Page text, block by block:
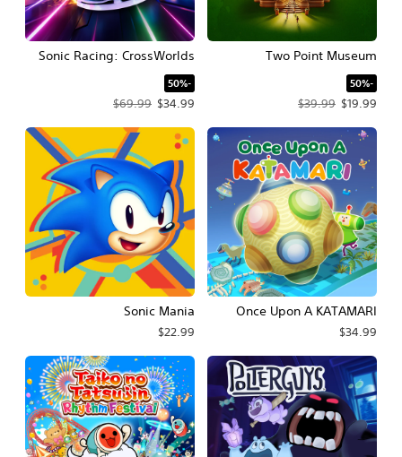
Two Point Museum
‏-50%‏
$19.99
سعر العرض $19.99‏. السعر الأصلي، $39.99‏.$39.99
Sonic Racing: CrossWorlds
‏-50%‏
$34.99
سعر العرض $34.99‏. السعر الأصلي، $69.99‏.$69.99
Once Upon A KATAMARI
$34.99
Sonic Mania
$22.99